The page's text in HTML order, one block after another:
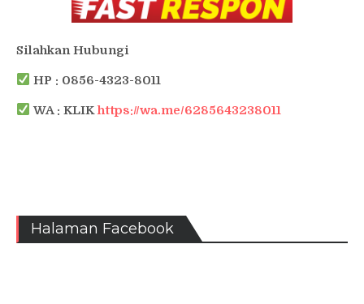
Silahkan Hubungi
HP : 0856-4323-8011
WA : KLIKhttps://wa.me/6285643238011
Halaman Facebook